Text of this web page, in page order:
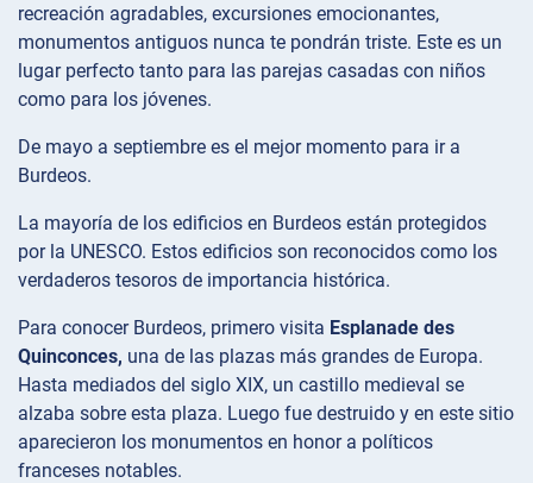
recreación agradables, excursiones emocionantes,
monumentos antiguos nunca te pondrán triste. Este es un
lugar perfecto tanto para las parejas casadas con niños
como para los jóvenes.
De mayo a septiembre es el mejor momento para ir a
Burdeos.
La mayoría de los edificios en Burdeos están protegidos
por la UNESCO. Estos edificios son reconocidos como los
verdaderos tesoros de importancia histórica.
Para conocer Burdeos, primero visita Esplanade des
Quinconces, una de las plazas más grandes de Europa.
Hasta mediados del siglo XIX, un castillo medieval se
alzaba sobre esta plaza. Luego fue destruido y en este sitio
aparecieron los monumentos en honor a políticos
franceses notables.